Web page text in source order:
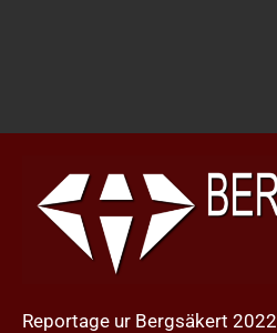
Reportage ur Bergsäkert 2022